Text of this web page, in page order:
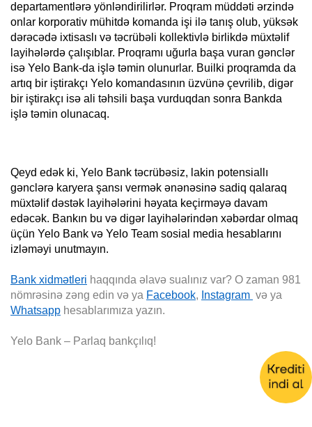
departamentlərə yönləndirilirlər. Proqram müddəti ərzində
onlar korporativ mühitdə komanda işi ilə tanış olub, yüksək
dərəcədə ixtisaslı və təcrübəli kollektivlə birlikdə müxtəlif
layihələrdə çalışıblar. Proqramı uğurla başa vuran gənclər
isə Yelo Bank-da işlə təmin olunurlar. Builki proqramda da
artıq bir iştirakçı Yelo komandasının üzvünə çevrilib, digər
bir iştirakçı isə ali təhsili başa vurduqdan sonra Bankda
işlə təmin olunacaq.
Qeyd edək ki, Yelo Bank təcrübəsiz, lakin potensiallı
gənclərə karyera şansı vermək ənənəsinə sadiq qalaraq
müxtəlif dəstək layihələrini həyata keçirməyə davam
edəcək. Bankın bu və digər layihələrindən xəbərdar olmaq
üçün Yelo Bank və Yelo Team sosial media hesablarını
izləməyi unutmayın.
Bank xidmətleri haqqında əlavə sualınız var? O zaman 981
nömrəsinə zəng edin və ya Facebook, Instagram və ya
Whatsapp hesablarımıza yazın.
Yelo Bank – Parlaq bankçılıq!